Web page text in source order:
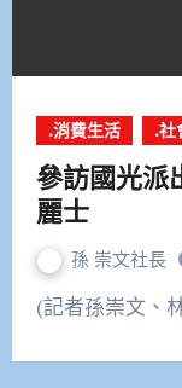
.消費生活 .社
參訪國光派
麗士
孫 崇文社長
(記者孫崇文